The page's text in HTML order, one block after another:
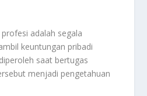
adalah segala
keuntungan pribadi
saat bertugas
menjadi pengetahuan